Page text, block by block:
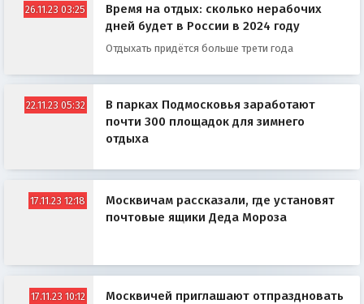
26.11.23 03:25
Время на отдых: сколько нерабочих
дней будет в России в 2024 году
Отдыхать придётся больше трети года
22.11.23 05:32
В парках Подмосковья заработают
почти 300 площадок для зимнего
отдыха
17.11.23 12:18
Москвичам рассказали, где установят
почтовые ящики Деда Мороза
17.11.23 10:12
Москвичей приглашают отпраздновать